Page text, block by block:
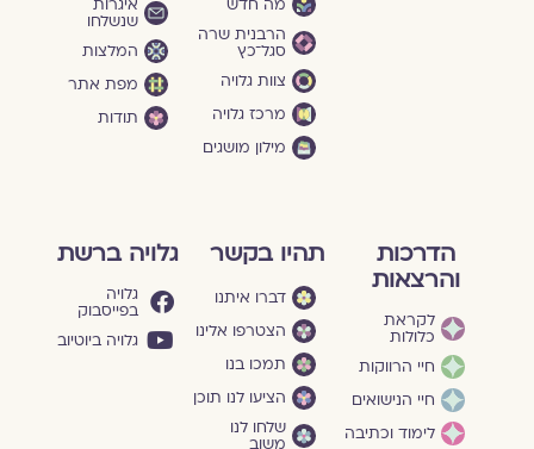
מה חדש
הרבנית שרה
סגל־כץ
צוות גלויה
מרכז גלויה
מילון מושגים
איגרות
שנשלחו
המלצות
מפת אתר
תודות
הדרכות
והרצאות
לקראת
כלולות
חיי הרווקות
חיי הנישואים
לימוד וכתיבה
תהיו בקשר
דברו איתנו
הצטרפו אלינו
תמכו בנו
הציעו לנו תוכן
שלחו לנו
משוב
גלויה ברשת
גלויה
בפייסבוק
גלויה ביוטיוב